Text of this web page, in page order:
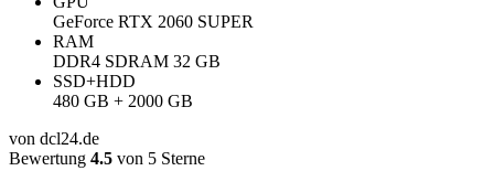
GeForce RTX 2060 SUPER
RAM
DDR4 SDRAM 32 GB
SSD+HDD
480 GB + 2000 GB
von dcl24.de
Bewertung 4.5 von 5 Sterne